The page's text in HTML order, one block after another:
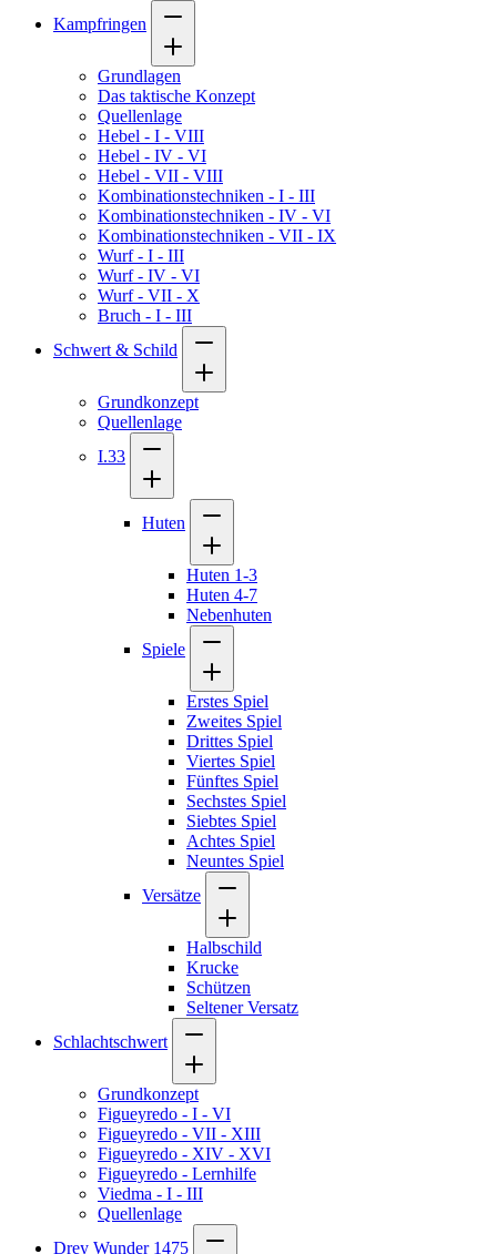
Kampfringen
Grundlagen
Das taktische Konzept
Quellenlage
Hebel - I - VIII
Hebel - IV - VI
Hebel - VII - VIII
Kombinationstechniken - I - III
Kombinationstechniken - IV - VI
Kombinationstechniken - VII - IX
Wurf - I - III
Wurf - IV - VI
Wurf - VII - X
Bruch - I - III
Schwert & Schild
Grundkonzept
Quellenlage
I.33
Huten
Huten 1-3
Huten 4-7
Nebenhuten
Spiele
Erstes Spiel
Zweites Spiel
Drittes Spiel
Viertes Spiel
Fünftes Spiel
Sechstes Spiel
Siebtes Spiel
Achtes Spiel
Neuntes Spiel
Versätze
Halbschild
Krucke
Schützen
Seltener Versatz
Schlachtschwert
Grundkonzept
Figueyredo - I - VI
Figueyredo - VII - XIII
Figueyredo - XIV - XVI
Figueyredo - Lernhilfe
Viedma - I - III
Quellenlage
Drey Wunder 1475